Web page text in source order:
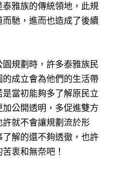
雅族的傳統領地，此規
馳，進而也造成了後續
規劃時，許多泰雅族民
成立會為他們的生活帶
當初能夠多了解原民立
公開透明，多促進雙方
就不會讓規劃流於形
解的還不夠透徹，也許
衷和無奈吧！